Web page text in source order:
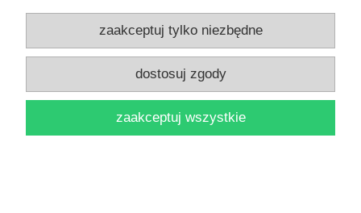
Skandale Angielskich Dworów / Marek Rybarczyk
28,90 zł
zaakceptuj tylko niezbędne
dostosuj zgody
zaakceptuj wszystkie